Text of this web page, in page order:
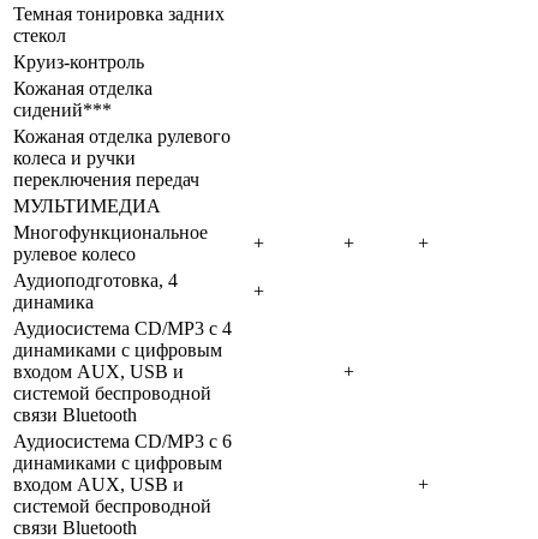
Темная тонировка задних
стекол
Круиз-контроль
Кожаная отделка
сидений***
Кожаная отделка рулевого
колеса и ручки
переключения передач
МУЛЬТИМЕДИА
Многофункциональное
рулевое колесо
+ +
+
Аудиоподготовка, 4
динамика
+
Аудиосистема CD/MP3 с 4
динамиками с цифровым
входом AUX, USB и
системой беспроводной
связи Bluetooth
+
Аудиосистема CD/MP3 с 6
динамиками с цифровым
входом AUX, USB и
системой беспроводной
связи Bluetooth
+